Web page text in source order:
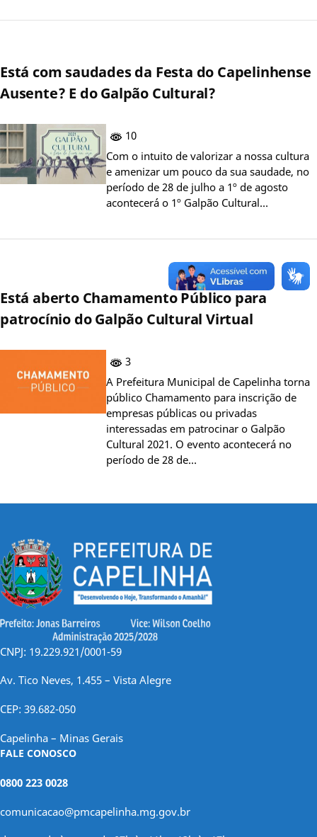
Está com saudades da Festa do Capelinhense
Ausente? E do Galpão Cultural?
10
Com o intuito de valorizar a nossa cultura
e amenizar um pouco da sua saudade, no
período de 28 de julho a 1º de agosto
acontecerá o 1º Galpão Cultural…
Está aberto Chamamento Público para
patrocínio do Galpão Cultural Virtual
3
A Prefeitura Municipal de Capelinha torna
público Chamamento para inscrição de
empresas públicas ou privadas
interessadas em patrocinar o Galpão
Cultural 2021. O evento acontecerá no
período de 28 de…
CNPJ: 19.229.921/0001-59
Av. Tico Neves, 1.455 – Vista Alegre
CEP: 39.682-050
Capelinha – Minas Gerais
FALE CONOSCO
0800 223 0028
comunicacao@pmcapelinha.mg.gov.br